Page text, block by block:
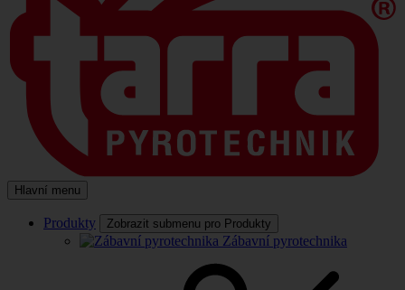
Hlavní menu
Produkty Zobrazit submenu pro Produkty
Zábavní pyrotechnika